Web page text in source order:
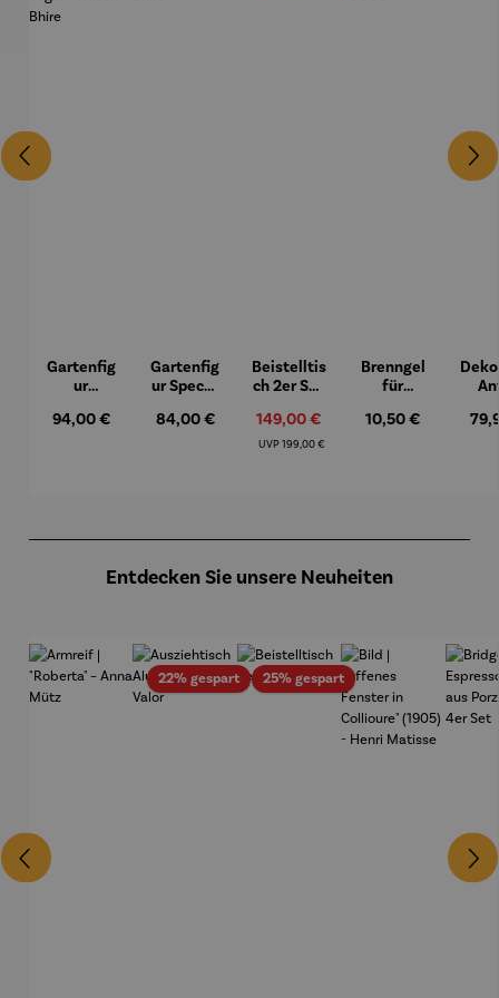
Gartenfig
ur
ht Vogel -
Regulärer Preis:
94,00 €
Gartenfig
ur Specht
Bhire
Regulärer Preis:
84,00 €
Beistelltis
ch 2er Set
Verkaufspreis:
149,00 €
UVPRegulärer Preis:
199,00 €
Brenngel
für
telle -
Regulärer Preis:
10,50 €
Entdecken Sie unsere Neuheiten
22% gespartRabatt25% gespartRabatt